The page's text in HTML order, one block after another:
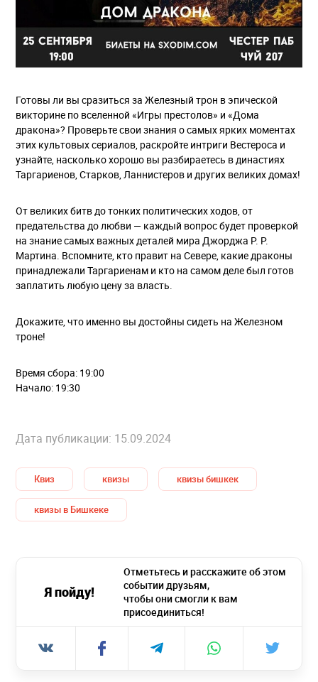
Готовы ли вы сразиться за Железный трон в эпической
викторине по вселенной «Игры престолов» и «Дома
дракона»? Проверьте свои знания о самых ярких моментах
этих культовых сериалов, раскройте интриги Вестероса и
узнайте, насколько хорошо вы разбираетесь в династиях
Таргариенов, Старков, Ланнистеров и других великих домах!
От великих битв до тонких политических ходов, от
предательства до любви — каждый вопрос будет проверкой
на знание самых важных деталей мира Джорджа Р. Р.
Мартина. Вспомните, кто правит на Севере, какие драконы
принадлежали Таргариенам и кто на самом деле был готов
заплатить любую цену за власть.
Докажите, что именно вы достойны сидеть на Железном
троне!
Время сбора: 19:00
Начало: 19:30
Дата публикации: 15.09.2024
Квиз квизы квизы бишкек
квизы в Бишкеке
Я пойду!
Отметьтесь и расскажите об этом
событии друзьям,
чтобы они смогли к вам
присоединиться!